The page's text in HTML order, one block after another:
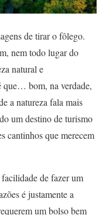
de tirar o fôlego.
nem todo lugar do
natural e
que… bom, na verdade,
a natureza fala mais
um destino de turismo
cantinhos que merecem
de fazer um
é justamente a
um bolso bem